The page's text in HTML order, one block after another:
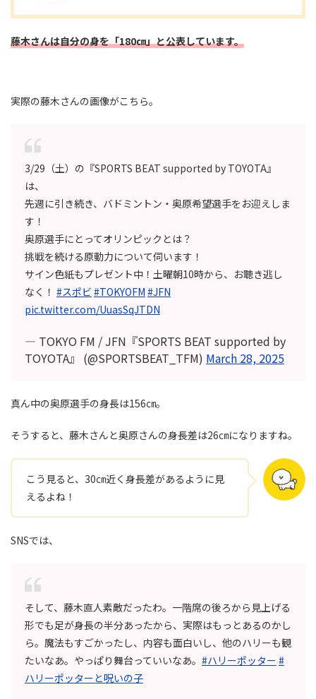
藤木さんは自分の身を「180㎝」と公表しています。
実際の藤木さんの画像がこちら。
3/29（土）の『SPORTS BEAT supported by TOYOTA』
は、
先週に引き続き、バドミントン・奥原希望選手をお迎えしま
す！
奥原選手にとってオリンピックとは？
挑戦を続ける原動力について伺います！
サイン色紙もプレゼント中！土曜朝10時から、お聴き逃し
なく！ #スポビ #TOKYOFM #JFN
pic.twitter.com/UuasSqJTDN
— TOKYO FM / JFN『SPORTS BEAT supported by
TOYOTA』 (@SPORTSBEAT_TFM) March 28, 2025
真ん中の奥原選手の身長は156㎝。
そうすると、藤木さんと奥原さんの身長差は26㎝になりますね。
こう見ると、30㎝近く身長差があるように見
えるよね！
SNSでは、
そして、藤木直人素敵だったわ。一階席の後ろから見上げる
形でも足が身長の半分あったから、実際はもっとあるのかし
ら。魔法もすごかったし、内容も面白いし、他のハリーも観
たいなあ。やっぱり舞台っていいなあ。 #ハリーポッター #
ハリーポッターと呪いの子